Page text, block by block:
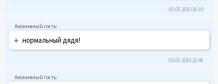
05.05.2010 18:10
+ нормальный дядя!
03.05.2010 21:48